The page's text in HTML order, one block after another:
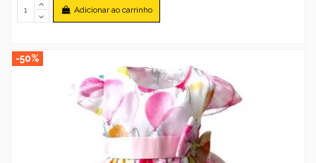
Adicionar ao carrinho
-50%